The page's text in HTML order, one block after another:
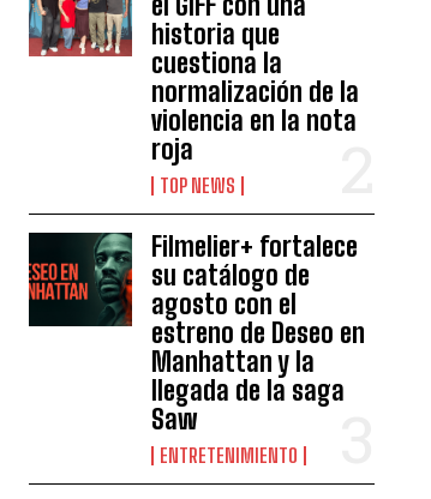
historia que
cuestiona la
normalización de la
violencia en la nota
roja
TOP NEWS
Filmelier+ fortalece
su catálogo de
agosto con el
estreno de Deseo en
Manhattan y la
llegada de la saga
Saw
ENTRETENIMIENTO